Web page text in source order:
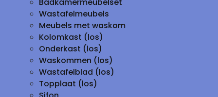
Wastafelmeubels
Meubels met waskom
Kolomkast (los)
Onderkast (los)
Waskommen (los)
Wastafelblad (los)
Topplaat (los)